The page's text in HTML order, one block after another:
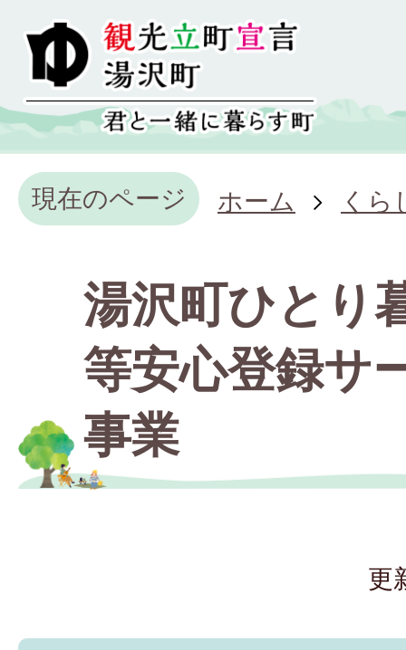
現在のページ ホーム くら
湯沢町ひとり
等安心登録サ
事業
更